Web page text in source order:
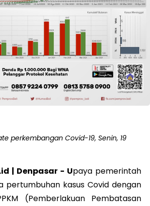
perkembangan Covid-19, Senin, 19
| Denpasar - Upaya pemerintah
pertumbuhan kasus Covid dengan
(Pemberlakuan Pembatasan